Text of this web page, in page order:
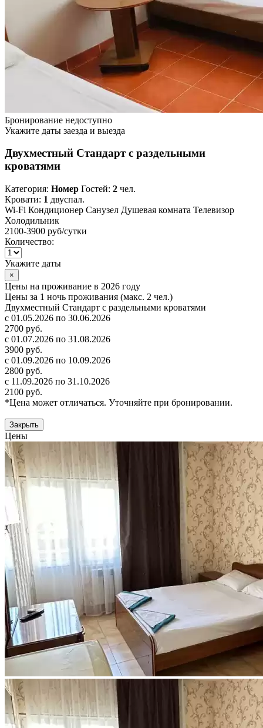
Бронирование недоступно
Укажите даты заезда и выезда
Двухместный Стандарт с раздельными
кроватями
Категория: Номер Гостей: 2 чел.
Кровати: 1 двуспал.
Wi-Fi Кондиционер Санузел Душевая комната Телевизор
Холодильник
2100-3900 руб/сутки
Количество:
Укажите даты
×
Цены на проживание в 2026 году
Цены за 1 ночь проживания (макс. 2 чел.)
Двухместный Стандарт с раздельными кроватями
с 01.05.2026 по 30.06.2026
2700 руб.
с 01.07.2026 по 31.08.2026
3900 руб.
с 01.09.2026 по 10.09.2026
2800 руб.
с 11.09.2026 по 31.10.2026
2100 руб.
*Цена может отличаться. Уточняйте при бронировании.
Закрыть
Цены